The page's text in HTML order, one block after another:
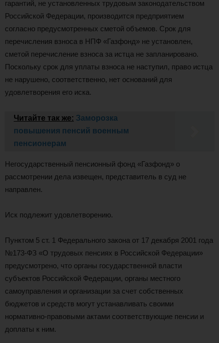
гарантий, не установленных трудовым законодательством
Российской Федерации, производится предприятием
согласно предусмотренных сметой объемов. Срок для
перечисления взноса в НПФ «Газфонд» не установлен,
сметой перечисление взноса за истца не запланировано.
Поскольку срок для уплаты взноса не наступил, право истца
не нарушено, соответственно, нет оснований для
удовлетворения его иска.
Читайте так же: Заморозка
повышения пенсий военным
пенсионерам
Негосударственный пенсионный фонд «Газфонд» о
рассмотрении дела извещен, представитель в суд не
направлен.
Иск подлежит удовлетворению.
Пунктом 5 ст. 1 Федерального закона от 17 декабря 2001 года
№173-ФЗ «О трудовых пенсиях в Российской Федерации»
предусмотрено, что органы государственной власти
субъектов Российской Федерации, органы местного
самоуправления и организации за счет собственных
бюджетов и средств могут устанавливать своими
нормативно-правовыми актами соответствующие пенсии и
доплаты к ним.